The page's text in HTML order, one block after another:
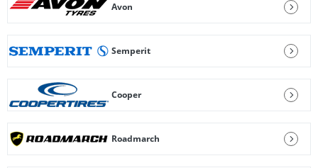
Avon
Semperit
Cooper
Roadmarch